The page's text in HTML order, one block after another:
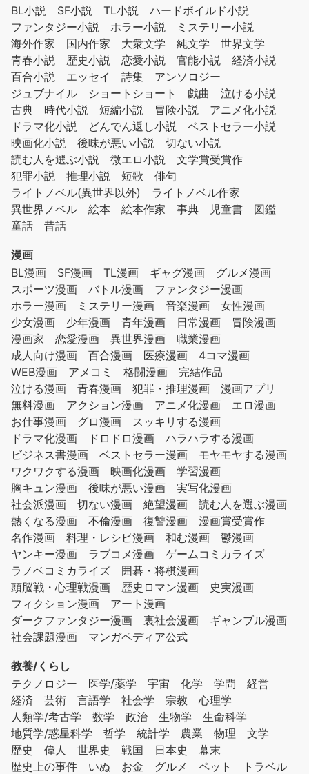
BL小説
SF小説 TL小説
ハードボイルド小説
ファンタジー小説
ホラー小説
ミステリー小説
海外作家
国内作家 大衆文学 純文学
世界文学
青春小説
歴史小説 恋愛小説 官能小説
経済小説
百合小説
エッセイ 詩集
アンソロジー
ジュブナイル
ショートショート 戯曲
泣ける小説
古典
時代小説 短編小説 冒険小説
アニメ化小説
ドラマ化小説
どんでん返し小説
ベストセラー小説
映画化小説
後味が悪い小説
切ない小説
読む人を選ぶ小説
微エロ小説
文学賞受賞作
犯罪小説
推理小説 短歌
俳句
ライトノベル(異世界以外)
ライトノベル作家
異世界ノベル
絵本 絵本作家 事典 児童書
図鑑
童話
昔話
漫画
BL漫画
SF漫画 TL漫画 ギャグ漫画
グルメ漫画
スポーツ漫画
バトル漫画
ファンタジー漫画
ホラー漫画
ミステリー漫画 音楽漫画
女性漫画
少女漫画
少年漫画 青年漫画 日常漫画
冒険漫画
漫画家
恋愛漫画 異世界漫画
職業漫画
成人向け漫画
百合漫画 医療漫画
4コマ漫画
WEB漫画
アメコミ 格闘漫画
完結作品
泣ける漫画
青春漫画 犯罪・推理漫画
漫画アプリ
無料漫画
アクション漫画 アニメ化漫画
エロ漫画
お仕事漫画
グロ漫画
スッキリする漫画
ドラマ化漫画
ドロドロ漫画
ハラハラする漫画
ビジネス書漫画
ベストセラー漫画
モヤモヤする漫画
ワクワクする漫画
映画化漫画
学習漫画
胸キュン漫画
後味が悪い漫画
実写化漫画
社会派漫画
切ない漫画 絶望漫画
読む人を選ぶ漫画
熱くなる漫画
不倫漫画 復讐漫画
漫画賞受賞作
名作漫画
料理・レシピ漫画 和む漫画
鬱漫画
ヤンキー漫画
ラブコメ漫画
ゲームコミカライズ
ラノベコミカライズ
囲碁・将棋漫画
頭脳戦・心理戦漫画
歴史ロマン漫画
史実漫画
フィクション漫画
アート漫画
ダークファンタジー漫画
裏社会漫画
ギャンブル漫画
社会課題漫画
マンガペディア公式
教養/くらし
テクノロジー
医学/薬学 宇宙 化学 学問
経営
経済
芸術 言語学 社会学 宗教
心理学
人類学/考古学
数学 政治 生物学
生命科学
地質学/惑星科学
哲学 統計学 農業 物理
文学
歴史
偉人 世界史 戦国 日本史
幕末
歴史上の事件
いぬ お金 グルメ ペット
トラベル